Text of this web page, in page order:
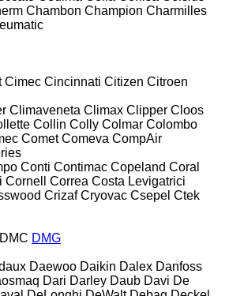
Chambon Champion Charmilles
Cimec Cincinnati Citizen Citroen
Climaveneta Climax Clipper Cloos
Collin Colly Colmar Colombo
Comet Comeva CompAir
Conti Contimac Copeland Coral
Cornell Correa Costa Levigatrici
Crizaf Cryovac Csepel Ctek
DMC DMG
Daewoo Daikin Dalex Danfoss
Dari Darley Daub Davi De